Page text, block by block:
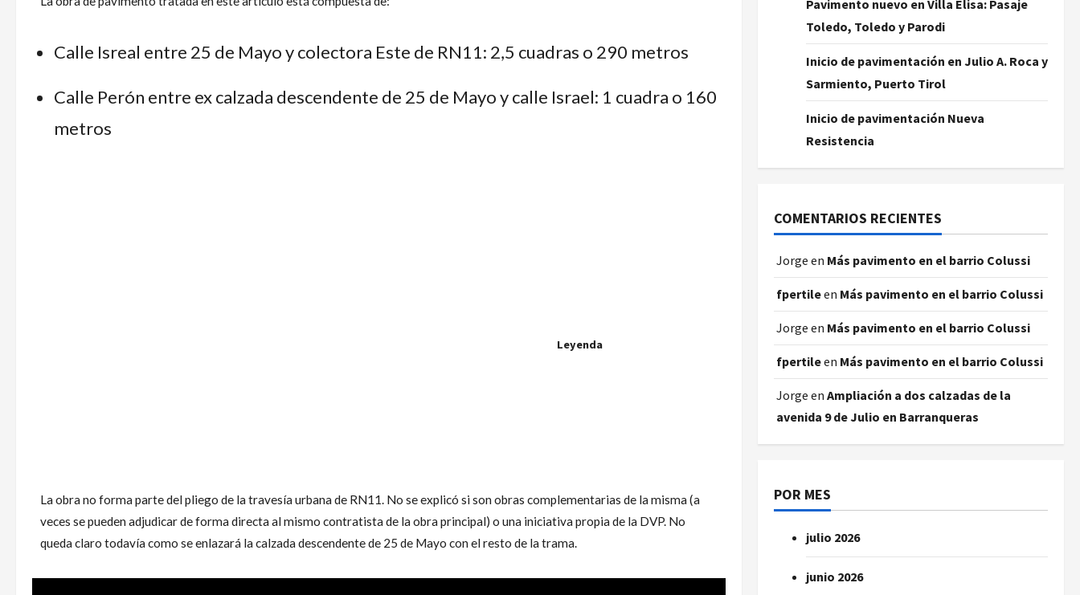
Calle Isreal entre 25 de Mayo y colectora Este de RN11: 2,5 cuadras o 290 metros
Calle Perón entre ex calzada descendente de 25 de Mayo y calle Israel: 1 cuadra o 160
metros
Leyenda
La obra no forma parte del pliego de la travesía urbana de RN11. No se explicó si son obras complementarias de la misma (a
veces se pueden adjudicar de forma directa al mismo contratista de la obra principal) o una iniciativa propia de la DVP. No
queda claro todavía como se enlazará la calzada descendente de 25 de Mayo con el resto de la trama.
Pavimento nuevo en Villa Elisa: Pasaje
Toledo, Toledo y Parodi
Inicio de pavimentación en Julio A. Roca y
Sarmiento, Puerto Tirol
Inicio de pavimentación Nueva
Resistencia
COMENTARIOS RECIENTES
Jorge en Más pavimento en el barrio Colussi
fpertileen Más pavimento en el barrio Colussi
Jorge en Más pavimento en el barrio Colussi
fpertileen Más pavimento en el barrio Colussi
Jorge en Ampliación a dos calzadas de la
avenida 9 de Julio en Barranqueras
POR MES
julio 2026
junio 2026